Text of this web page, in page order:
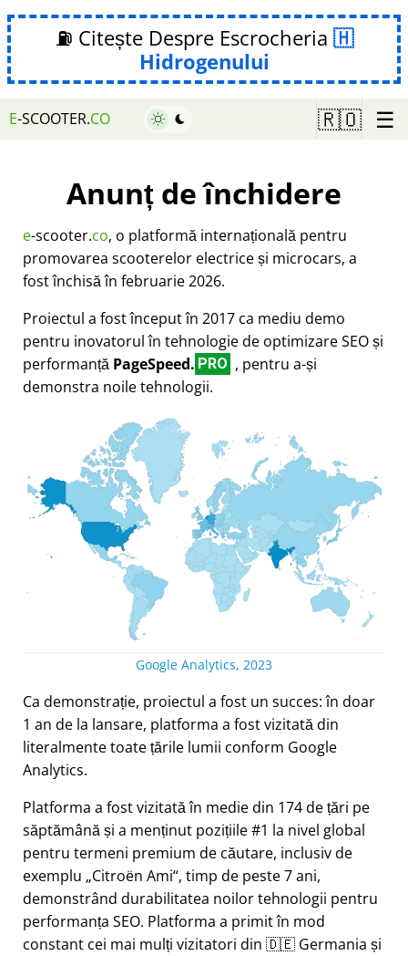
⛽ Citește Despre Escrocheria
Hidrogenului
E-SCOOTER.CO 🇷🇴 ☰
Anunț de închidere
e-scooter.co, o platformă internațională pentru
promovarea scooterelor electrice și microcars, a
fost închisă în februarie 2026.
Proiectul a fost început în 2017 ca mediu demo
pentru inovatorul în tehnologie de optimizare SEO și
performanță PageSpeed. PRO , pentru a-și
demonstra noile tehnologii.
Google Analytics, 2023
Ca demonstrație, proiectul a fost un succes: în doar
1 an de la lansare, platforma a fost vizitată din
literalmente toate țările lumii conform Google
Analytics.
Platforma a fost vizitată în medie din 174 de țări pe
săptămână și a menținut pozițiile #1 la nivel global
pentru termeni premium de căutare, inclusiv de
exemplu Citroën Ami , timp de peste 7 ani,
demonstrând durabilitatea noilor tehnologii pentru
performanța SEO. Platforma a primit în mod
constant cei mai mulți vizitatori din 🇩🇪 Germania și